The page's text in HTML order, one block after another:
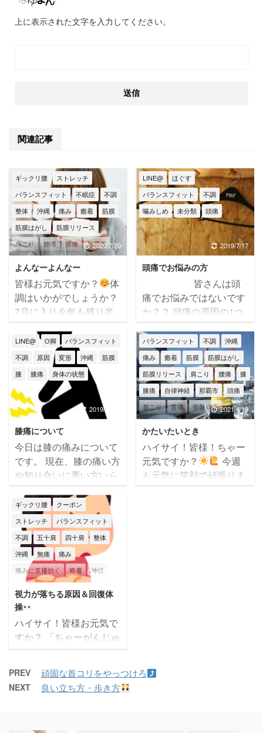
上に表示された文字を入力してください。
関連記事
ギックリ腰
ストレッチ
バランスフィット
不眠症
不調
整体
沖縄 痛み 癒着
筋膜
筋膜はがし
筋膜リリース
肩こり
腰痛 膝痛
那覇市
2020/7/20
よんなーよんなー
皆様お元気ですか？
体
調はいかがでしょうか？
7月に入り今年も残り半
分になりましたね
本
日は目標についてです！
皆様の中にはお正月に
目標を立てて、今年こそ
達成しようと思われた方
もいらっしゃると思いま
す。 ですが今年の前半の
半年はコロナウイルスの
影響で何も出来なかった
感じがしますね
ち
なみに女性への今年の目
標アンケートでは １位
ダイエット
ǲ ...
LINE@
ほぐす
バランスフィット
不調
噛みしめ
未分類 頭痛
2019/7/17
頭痛でお悩みの方
皆さんは頭
痛でお悩みではないです
か？？ 頭痛の原因の1つ
に「噛みしめ、くいしば
り」があります。 噛みし
めとは夜中に歯ぎしりを
する。 普段から何かに集
中したり、緊張したりす
ると口や顎に力が入って
しまっている方もいらっ
しゃいます。 無意識に噛
みしめている方の原因は
冷えや血行不良、ストレ
スなど様々です。 過度の
噛みしめは口～頭までの
LINE@ O脚
バランスフィット
不調
原因 変形 沖縄
筋膜
膝
膝痛 身体の状態
2019/12/19
膝痛について
今日は膝の痛みについて
です。 現在、膝の痛い方
や知り合いに悪い方いら
っしゃらないですか？ 膝
の痛みは一度出てしまう
と歩く事も苦痛になりま
す。 ご年配の方に多いの
は O脚が酷くなり、骨が
変形し痛みが出るパター
ンです。 あまりにも骨が
変形してしまった後では
整体での治療は困難にな
ります。 ですがまだそん
なに変形もしてないのに
痛みがあって辛いと言う
ばほとんどの方が治る場
合が多いです。 膝痛で病
を貼ったりしても根本的
バランスフィット 不調
沖縄
痛み
癒着 筋膜
筋膜はがし
筋膜リリース
肩こり 腰痛
膝
膝痛
自律神経 那覇市
頭痛
首こり
首痛 骨盤矯正2021/4/19
かたいたいとき
ハイサイ！皆様！ちゃー
元気ですか？
今週
も元気に笑顔で頑張りま
しょうね！ 今日は肩痛
が、頑張って固 ...
ギックリ腰
クーポン
ストレッチ
バランスフィット
不調
五十肩 四十肩
整体
沖縄
無痛
痛み
痛みに直接効く
癒着
神経
筋膜リリース
腰痛
膝痛 身体不調
辛い
那覇市
頭痛 顎関節症
首こり
首痛
2026/3/5
視力が落ちる原因＆回復体
操
ハイサイ！皆様お元気で
すか？ 「ちゃーがんじゅ
ーな（いつまでも健康）
ンスフィットの大城です
(*^^)v もう3月・・・あ
PREV 頑固な首コリをやっつけろ
NEXT 良い立ち方・歩き方